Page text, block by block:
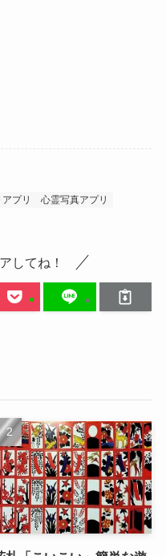
プリ
心霊写真アプリ
してね！